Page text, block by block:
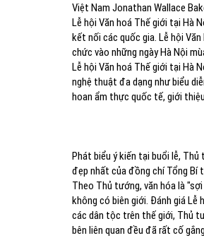
Việt Nam Jonathan Wallace
Lễ hội Văn hoá Thế giới tại Hà
kết nối các quốc gia. Lễ hội
chức vào những ngày Hà Nội
Lễ hội Văn hoá Thế giới tại Hà
nghệ thuật đa dạng như biểu
hoan ẩm thực quốc tế, giới
Phát biểu ý kiến tại buổi lễ,
đẹp nhất của đồng chí Tổng Bí
Theo Thủ tướng, văn hóa là
không có biên giới. Đánh giá
các dân tộc trên thế giới, Thủ
bên liên quan đều đã rất cố